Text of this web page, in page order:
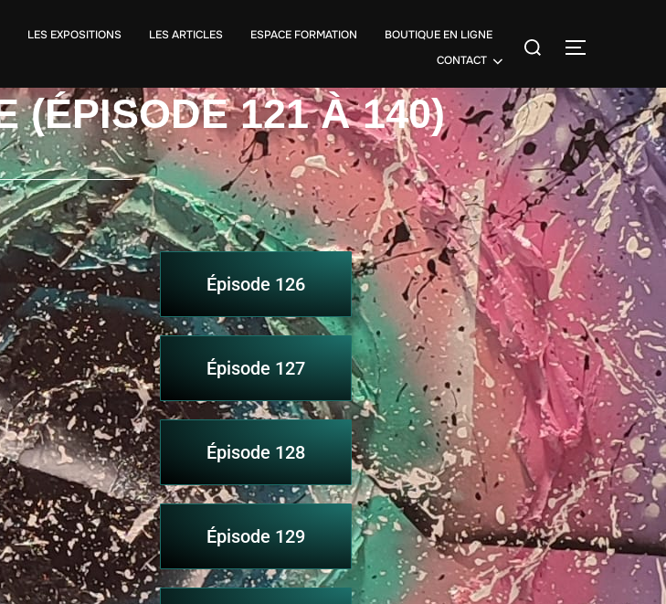
LES EXPOSITIONS LES ARTICLES ESPACE FORMATION
BOUTIQUE EN LIGNE
CONTACT
(ÉPISODE 121 À 140)
Épisode 126
Épisode 127
Épisode 128
Épisode 129